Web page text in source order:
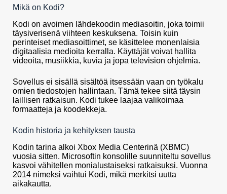
Mikä on Kodi?
Kodi on avoimen lähdekoodin mediasoitin, joka toimii
täysiverisenä viihteen keskuksena. Toisin kuin
perinteiset mediasoittimet, se käsittelee monenlaisia
digitaalisia medioita kerralla. Käyttäjät voivat hallita
videoita, musiikkia, kuvia ja jopa television ohjelmia.
Sovellus ei sisällä sisältöä itsessään vaan on työkalu
omien tiedostojen hallintaan. Tämä tekee siitä täysin
laillisen ratkaisun. Kodi tukee laajaa valikoimaa
formaatteja ja koodekkeja.
Kodin historia ja kehityksen tausta
Kodin tarina alkoi Xbox Media Centerinä (XBMC)
vuosia sitten. Microsoftin konsolille suunniteltu sovellus
kasvoi vähitellen monialustaiseksi ratkaisuksi. Vuonna
2014 nimeksi vaihtui Kodi, mikä merkitsi uutta
aikakautta.